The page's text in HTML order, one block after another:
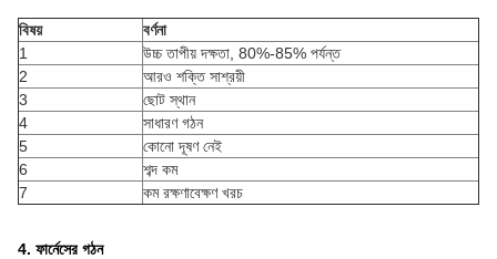
বিষয়
বর্ণনা
1
উচ্চ তাপীয় দক্ষতা, 80%-85% পর্যন্ত
2
আরও শক্তি সাশ্রয়ী
3
ছোট স্থান
4
সাধারণ গঠন
5
কোনো দূষণ নেই
6
শব্দ কম
7
কম রক্ষণাবেক্ষণ খরচ
4. ফার্নেসের গঠন